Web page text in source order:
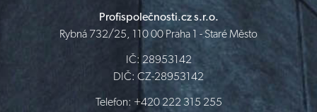
Profispolečnosti.cz s.r.o.
Rybná 732/25, 110 00 Praha 1 - Staré Město
IČ: 28953142
DIČ: CZ-28953142
Telefon: +420 222 315 255